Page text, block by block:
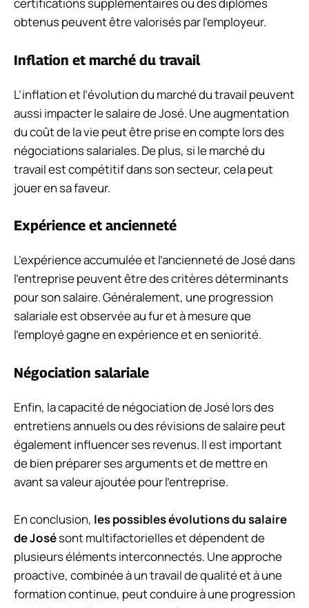
certifications supplémentaires ou des diplômes
obtenus peuvent être valorisés par l’employeur.
Inflation et marché du travail
L’inflation et l’évolution du marché du travail peuvent
aussi impacter le salaire de José. Une augmentation
du coût de la vie peut être prise en compte lors des
négociations salariales. De plus, si le marché du
travail est compétitif dans son secteur, cela peut
jouer en sa faveur.
Expérience et ancienneté
L’expérience accumulée et l’ancienneté de José dans
l’entreprise peuvent être des critères déterminants
pour son salaire. Généralement, une progression
salariale est observée au fur et à mesure que
l’employé gagne en expérience et en seniorité.
Négociation salariale
Enfin, la capacité de négociation de José lors des
entretiens annuels ou des révisions de salaire peut
également influencer ses revenus. Il est important
de bien préparer ses arguments et de mettre en
avant sa valeur ajoutée pour l’entreprise.
En conclusion, les possibles évolutions du salaire
de Josésont multifactorielles et dépendent de
plusieurs éléments interconnectés. Une approche
proactive, combinée à un travail de qualité et à une
formation continue, peut conduire à une progression